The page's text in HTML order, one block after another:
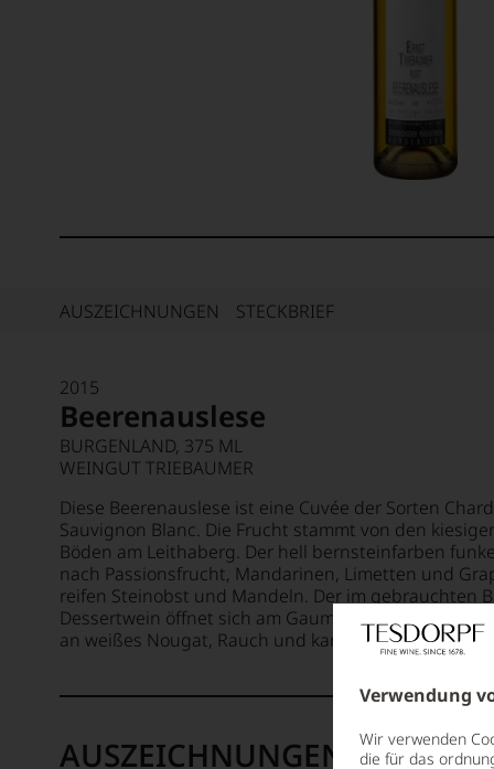
Verwendung
Wir verwenden
die für das
AUSZEICHNUNGEN STECKBRIEF
2015
Beerenauslese
BURGENLAND, 375 ML
WEINGUT TRIEBAUMER
Diese Beerenauslese ist eine Cuvée der Sorten
Sauvignon Blanc. Die Frucht stammt von den
Böden am Leithaberg. Der hell bernsteinfarben
nach Passionsfrucht, Mandarinen, Limetten und
reifen Steinobst und Mandeln. Der im gebrauchten
Dessertwein öffnet sich am Gaumen cremig, reif,
an weißes Nougat, Rauch und kandierte
AUSZEICHNUNGEN